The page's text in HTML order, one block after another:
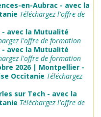
en-Aubrac - avec la
Téléchargez l'offre de
- avec la Mutualité
l'offre de formation
- avec la Mutualité
l'offre de formation
2026 | Montpellier -
Occitanie Téléchargez
sur Tech - avec la
Téléchargez l'offre de